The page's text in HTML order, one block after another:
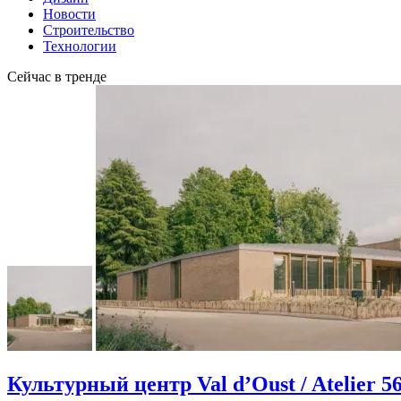
Новости
Строительство
Технологии
Сейчас в тренде
Культурный центр Val d’Oust / Atelier